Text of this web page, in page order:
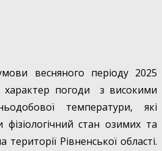
весняного періоду 2025
характер погоди з високими
температури, які
фізіологічний стан озимих та
території Рівненської області.